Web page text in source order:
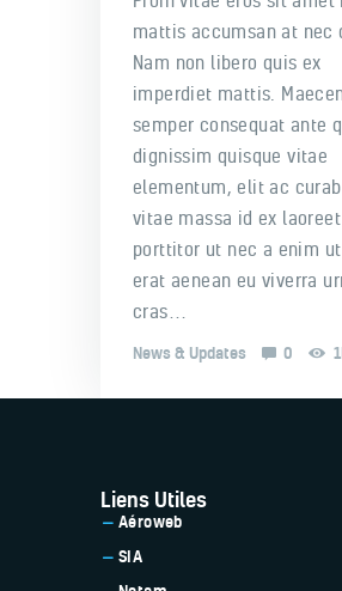
mattis accumsan at nec
Nam non libero quis ex
imperdiet mattis.
semper consequat ante
dignissim quisque vitae
elementum, elit ac
vitae massa id ex laoreet
porttitor ut nec a enim
erat aenean eu viverra
cras…
News & Updates 0
Liens Utiles
Aéroweb
SIA